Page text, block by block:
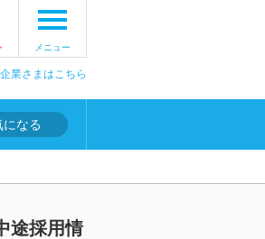
メニュー
業さまはこちら
になる
途採用情